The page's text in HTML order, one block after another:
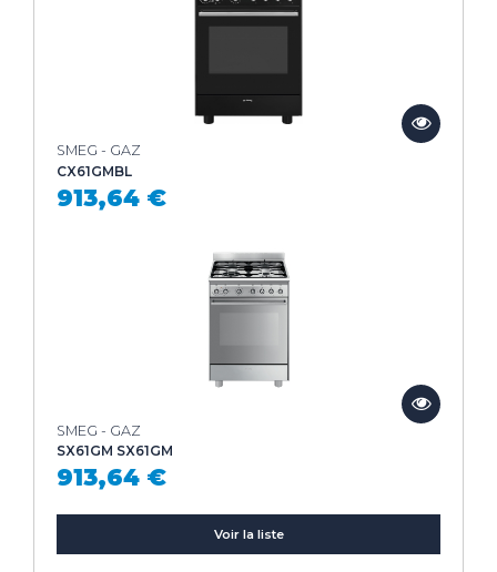
SMEG - GAZ
CX61GMBL
913,64 €
SMEG - GAZ
SX61GM SX61GM
913,64 €
Voir la liste